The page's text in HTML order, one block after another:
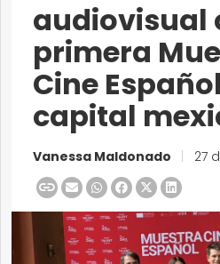
audiovisual
primera
Cine
capital
Vanessa Maldonado 27